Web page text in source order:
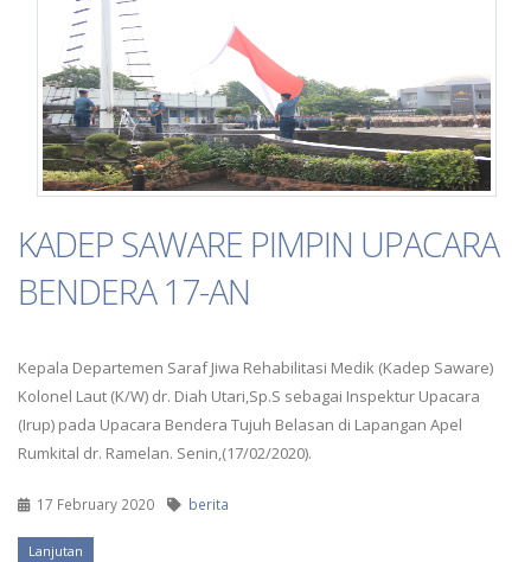
KADEP SAWARE PIMPIN UPACARA
BENDERA 17-AN
Kepala Departemen Saraf Jiwa Rehabilitasi Medik (Kadep Saware)
Kolonel Laut (K/W) dr. Diah Utari,Sp.S sebagai Inspektur Upacara
(Irup) pada Upacara Bendera Tujuh Belasan di Lapangan Apel
Rumkital dr. Ramelan. Senin,(17/02/2020).
17 February 2020 berita
Lanjutan